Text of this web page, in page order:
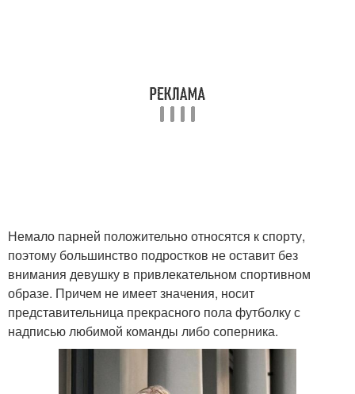
Немало парней положительно относятся к спорту,
поэтому большинство подростков не оставит без
внимания девушку в привлекательном спортивном
образе. Причем не имеет значения, носит
представительница прекрасного пола футболку с
надписью любимой команды либо соперника.